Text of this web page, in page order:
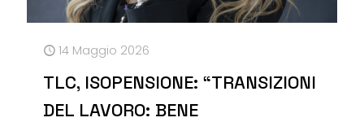
14 Maggio 2026
TLC, ISOPENSIONE: “TRANSIZIONI
DEL LAVORO: BENE